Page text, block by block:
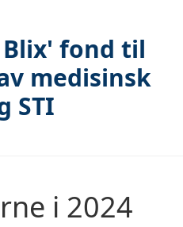
fond til
medisinsk
STI
i 2024